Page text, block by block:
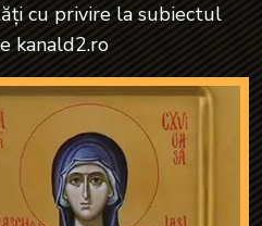
cu privire la subiectul
kanald2.ro